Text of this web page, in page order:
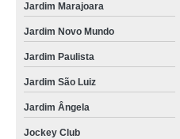
Jardim Marajoara
Jardim Novo Mundo
Jardim Paulista
Jardim São Luiz
Jardim Ângela
Jockey Club